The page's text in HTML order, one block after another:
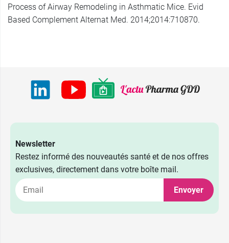
Process of Airway Remodeling in Asthmatic Mice. Evid
Based Complement Alternat Med. 2014;2014:710870.
Newsletter
Restez informé des nouveautés santé et de nos offres
exclusives, directement dans votre boîte mail.
Envoyer